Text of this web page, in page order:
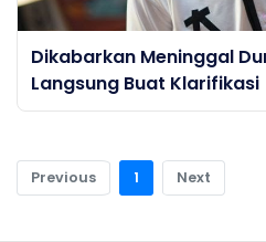
Dikabarkan Meninggal
Langsung Buat Klarifikasi
Previous 1 Next